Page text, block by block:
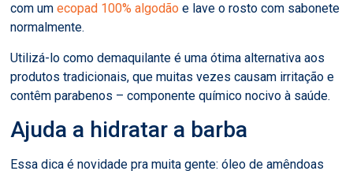
com umecopad 100% algodão e lave o rosto com sabonete
normalmente.
Utilizá-lo como demaquilante é uma ótima alternativa aos
produtos tradicionais, que muitas vezes causam irritação e
contêm parabenos – componente químico nocivo à saúde.
Ajuda a hidratar a barba
Essa dica é novidade pra muita gente: óleo de amêndoas